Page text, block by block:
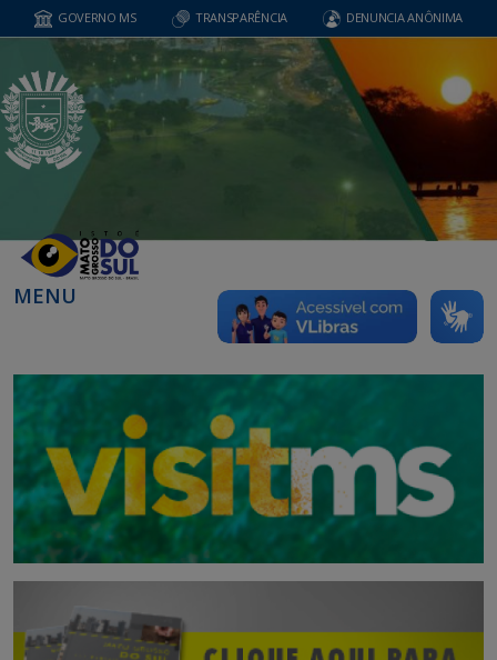
GOVERNO MS TRANSPARÊNCIA DENUNCIA ANÔNIMA
MENU